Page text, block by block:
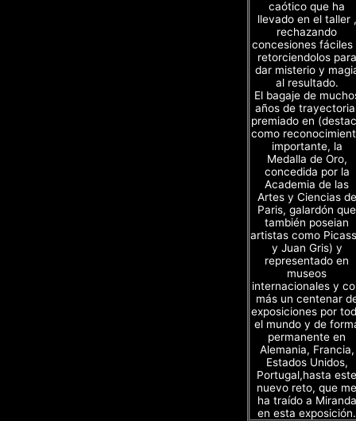
caótico que ha
llevado en el taller ,
rechazando
concesiones fáciles
retorciendolos para
dar misterio y
al resultado.
El bagaje de
años de
premiado en
como
importante, la
Medalla de Oro,
concedida por la
Academia de las
Artes y Ciencias de
Paris, galardón que
también poseian
artistas como
y Juan Gris) y
representado en
museos
internacionales y
más un centenar
exposiciones por
el mundo y de
permanente en
Alemania, Francia,
Estados Unidos,
Portugal,hasta este
nuevo reto, que me
ha traído a Miranda
en esta exposición.